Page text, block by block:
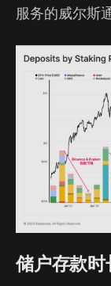
服务的威尔斯
储户存款时